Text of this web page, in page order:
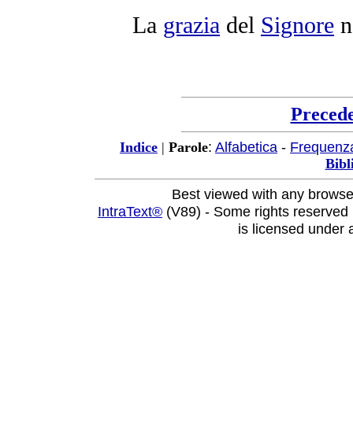
La grazia del Signore
Indice | Parole: Alfabetica -
Best viewed with any
IntraText® (V89) - Some rights
is licensed under